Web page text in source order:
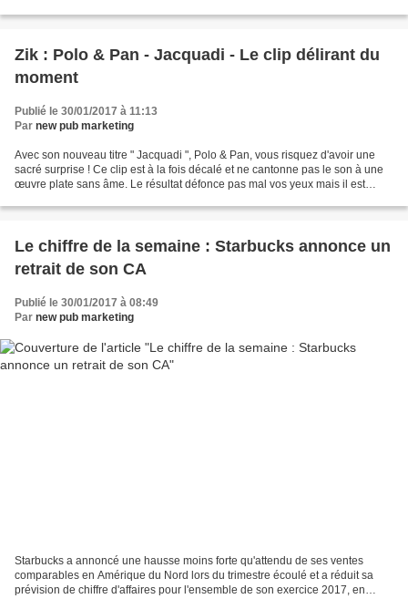
Zik : Polo & Pan - Jacquadi - Le clip délirant du
moment
Publié le 30/01/2017 à 11:13
Par new pub marketing
Avec son nouveau titre " Jacquadi ", Polo & Pan, vous risquez d'avoir une
sacré surprise ! Ce clip est à la fois décalé et ne cantonne pas le son à une
œuvre plate sans âme. Le résultat défonce pas mal vos yeux mais il est
Le chiffre de la semaine : Starbucks annonce un
retrait de son CA
Publié le 30/01/2017 à 08:49
Par new pub marketing
Starbucks a annoncé une hausse moins forte qu'attendu de ses ventes
comparables en Amérique du Nord lors du trimestre écoulé et a réduit sa
prévision de chiffre d'affaires pour l'ensemble de son exercice 2017, en